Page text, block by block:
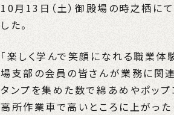
10月13日（土）御殿場の時之栖に
した。
「楽しく学んで笑顔になれる職業
場支部の会員の皆さんが業務に関
タンプを集めた数で綿あめやポップ
高所作業車で高いところに上がった